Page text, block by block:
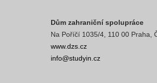
Dům zahraniční spolupráce
Na Poříčí 1035/4, 110 00 Praha,
www.dzs.cz
info@studyin.cz